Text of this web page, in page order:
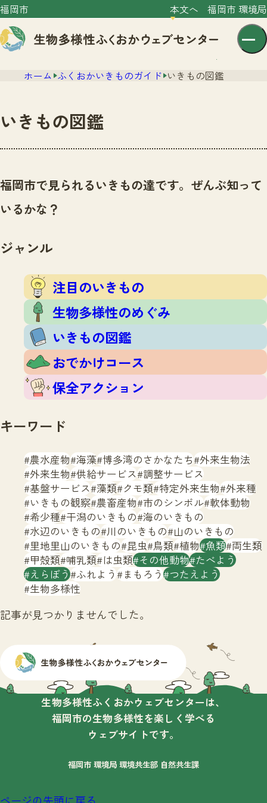
福岡市 本文へ 福岡市 環境局
文字サイズ 小 中 大
センター紹介
センター紹介TOP
サイトポリシー
ニュース
いきものガイド
注目のいきもの
生物多様性のめぐみ
いきもの図鑑
おでかけコース
保全アクション
イベント
いきもの調査隊
調査レポート
調査レポートTOP
調査結果
ふくおかいきものマップ
マッチング
マッチングTOP
掲載申し込みフォーム
お問合せ
生物多様性ふくおかウェブセンターとは
サイトマップ
ホーム ふくおかいきものガイド いきもの図鑑
いきもの図鑑
福岡市で見られるいきもの達です。ぜんぶ知って
いるかな？
ジャンル
注目のいきもの
生物多様性のめぐみ
いきもの図鑑
おでかけコース
保全アクション
キーワード
農水産物 海藻 博多湾のさかなたち 外来生物法
外来生物 供給サービス 調整サービス
基盤サービス 藻類 クモ類 特定外来生物 外来種
いきもの観察 農畜産物 市のシンボル 軟体動物
希少種 干潟のいきもの 海のいきもの
水辺のいきもの 川のいきもの 山のいきもの
里地里山のいきもの 昆虫 鳥類 植物 魚類 両生類
甲殻類 哺乳類 は虫類 その他動物 たべよう
えらぼう ふれよう まもろう つたえよう
生物多様性
記事が見つかりませんでした。
生物多様性ふくおかウェブセンターは、
福岡市の生物多様性を楽しく学べる
ウェブサイトです。
福岡市 環境局 環境共生部 自然共生課